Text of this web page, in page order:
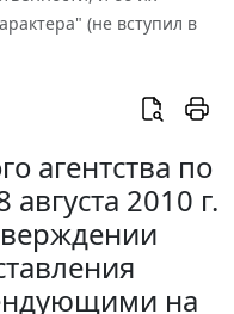
(не вступил в
агентства по
2010 г.
на